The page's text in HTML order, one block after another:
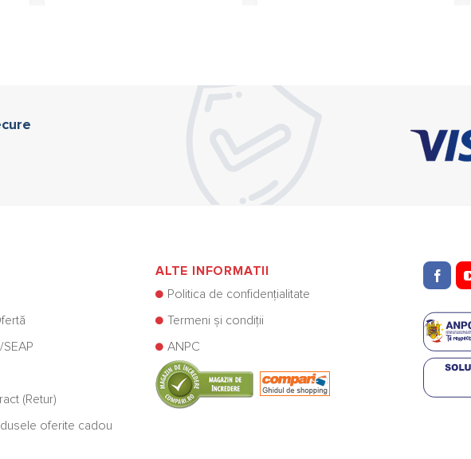
(Retur)
oferite cadou
ALTE INFORMATII
Politica de confidențialitate
Termeni și condiții
ANPC